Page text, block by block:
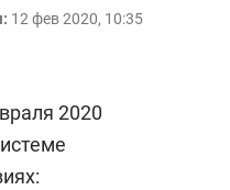
12 фев 2020, 10:35
2020